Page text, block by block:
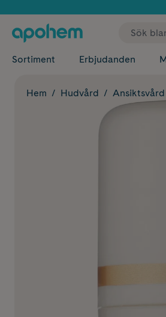
Sortiment Erbjudanden
Hem Hudvård Ansiktsvård